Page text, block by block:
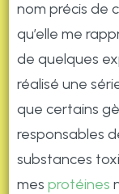
nom précis de
qu’elle me
de quelques
réalisé une
que certains
responsables
substances
mesprotéines